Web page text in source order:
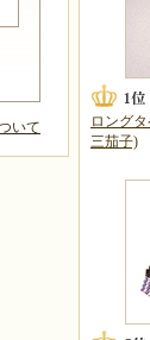
いて
ロング
三茄子)